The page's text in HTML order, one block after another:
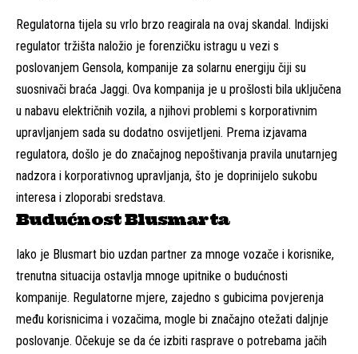
Regulatorna tijela su vrlo brzo reagirala na ovaj skandal. Indijski
regulator tržišta naložio je forenzičku istragu u vezi s
poslovanjem Gensola, kompanije za solarnu energiju čiji su
suosnivači braća Jaggi. Ova kompanija je u prošlosti bila uključena
u nabavu električnih vozila, a njihovi problemi s korporativnim
upravljanjem sada su dodatno osvijetljeni. Prema izjavama
regulatora, došlo je do značajnog nepoštivanja pravila unutarnjeg
nadzora i korporativnog upravljanja, što je doprinijelo sukobu
interesa i zloporabi sredstava.
Budućnost Blusmarta
Iako je Blusmart bio uzdan partner za mnoge vozače i korisnike,
trenutna situacija ostavlja mnoge upitnike o budućnosti
kompanije. Regulatorne mjere, zajedno s gubicima povjerenja
među korisnicima i vozačima, mogle bi značajno otežati daljnje
poslovanje. Očekuje se da će izbiti rasprave o potrebama jačih